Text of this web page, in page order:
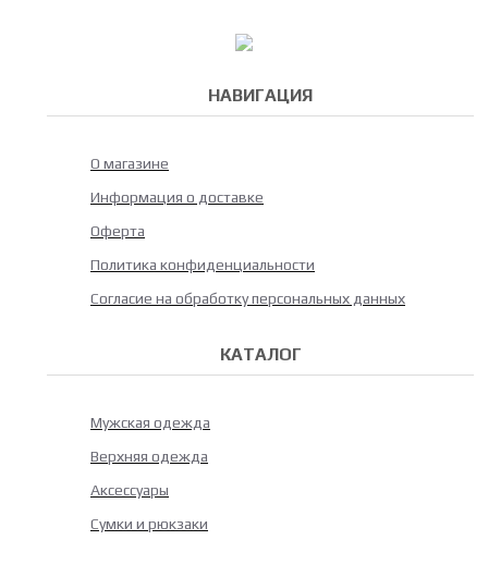
НАВИГАЦИЯ
О магазине
Информация о доставке
Оферта
Политика конфиденциальности
Согласие на обработку персональных данных
КАТАЛОГ
Мужская одежда
Верхняя одежда
Аксессуары
Сумки и рюкзаки